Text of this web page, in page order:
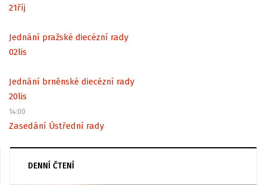
21říj
Jednání pražské diecézní rady
02lis
Jednání brněnské diecézní rady
20lis
14:00
Zasedání Ústřední rady
DENNÍ ČTENÍ